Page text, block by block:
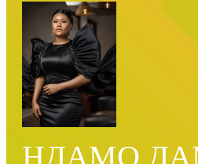
НДАМО